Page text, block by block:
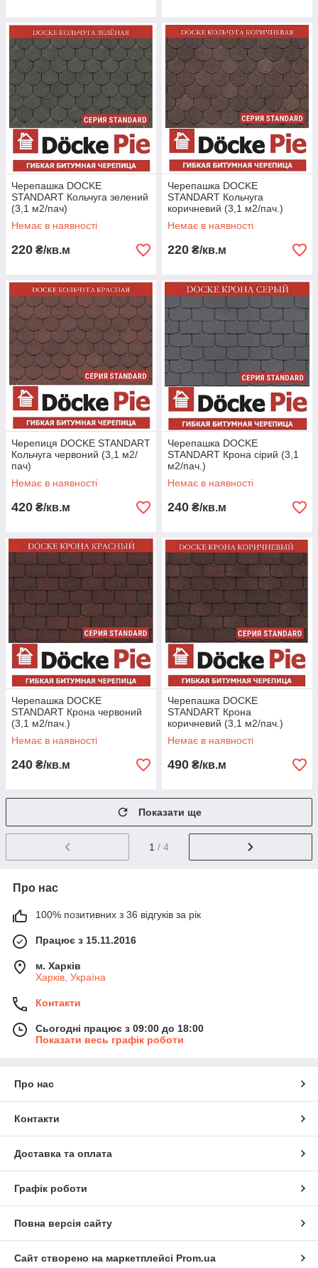
Черепашка DOCKE
STANDART Кольчуга зелений
(3,1 м2/пач)
Немає в наявності
220 ₴/кв.м
Черепашка DOCKE
STANDART Кольчуга
коричневий (3,1 м2/пач.)
Немає в наявності
220 ₴/кв.м
Черепиця DOCKE STANDART
Кольчуга червоний (3,1 м2/
пач)
Немає в наявності
420 ₴/кв.м
Черепашка DOCKE
STANDART Крона сірий (3,1
м2/пач.)
Немає в наявності
240 ₴/кв.м
Черепашка DOCKE
STANDART Крона червоний
(3,1 м2/пач.)
Немає в наявності
240 ₴/кв.м
Черепашка DOCKE
STANDART Крона
коричневий (3,1 м2/пач.)
Немає в наявності
490 ₴/кв.м
Показати ще
1 / 4
Про нас
100% позитивних з 36 відгуків за рік
Працює з 15.11.2016
м. Харків
Харків, Україна
Контакти
Сьогодні працює з 09:00 до 18:00
Показати весь графік роботи
Про нас
Контакти
Доставка та оплата
Графік роботи
Повна версія сайту
Сайт створено на маркетплейсі Prom.ua